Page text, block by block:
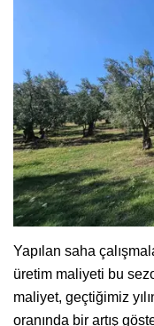
Yapılan saha
üretim maliyeti bu
maliyet, geçtiğimiz
oranında bir artış